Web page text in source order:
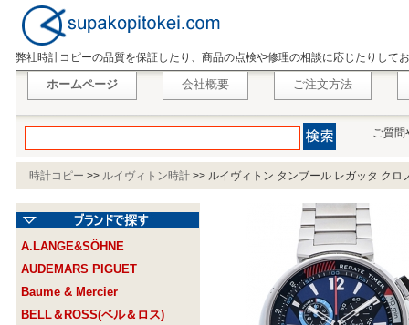
弊社時計コピーの品質を保証したり、商品の点検や修理の相談に応じたりして
ホームページ 会社概要 ご注文方法
ご質問
時計コピー >> ルイヴィトン時計 >> ルイヴィトン タンブール レガッタ ク
A.LANGE&SÖHNE
AUDEMARS PIGUET
Baume & Mercier
BELL＆ROSS(ベル＆ロス)